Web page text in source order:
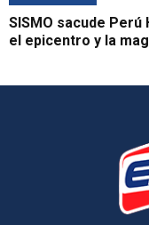
SISMO sacude Perú
el epicentro y la